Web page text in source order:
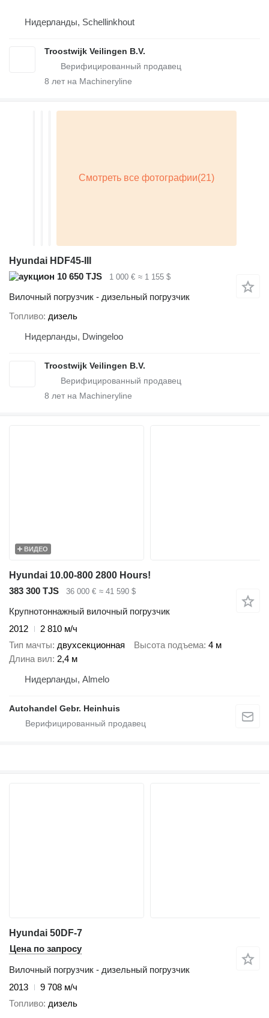
Нидерланды, Schellinkhout
Troostwijk Veilingen B.V.
8 лет на Machineryline
Hyundai HDF45-III
10 650 TJS
1 000 € ≈ 1 155 $
Вилочный погрузчик - дизельный погрузчик
Топливо дизель
Нидерланды, Dwingeloo
Troostwijk Veilingen B.V.
8 лет на Machineryline
ВИДЕО
Hyundai 10.00-800 2800 Hours!
383 300 TJS
36 000 € ≈ 41 590 $
Крупнотоннажный вилочный погрузчик
2012
2 810 м/ч
Тип мачты двухсекционная Высота подъема 4 м
Длина вил 2,4 м
Нидерланды, Almelo
Autohandel Gebr. Heinhuis
Hyundai 50DF-7
Цена по запросу
Вилочный погрузчик - дизельный погрузчик
2013
9 708 м/ч
Топливо дизель